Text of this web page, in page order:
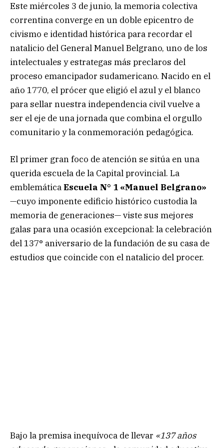
Este miércoles 3 de junio, la memoria colectiva
correntina converge en un doble epicentro de
civismo e identidad histórica para recordar el
natalicio del General Manuel Belgrano, uno de los
intelectuales y estrategas más preclaros del
proceso emancipador sudamericano. Nacido en el
año 1770, el prócer que eligió el azul y el blanco
para sellar nuestra independencia civil vuelve a
ser el eje de una jornada que combina el orgullo
comunitario y la conmemoración pedagógica.
El primer gran foco de atención se sitúa en una
querida escuela de la Capital provincial. La
emblemáticaEscuela N° 1 «Manuel Belgrano»
—cuyo imponente edificio histórico custodia la
memoria de generaciones— viste sus mejores
galas para una ocasión excepcional: la celebración
del 137° aniversario de la fundación de su casa de
estudios que coincide con el natalicio del procer.
Bajo la premisa inequívoca de llevar «137 años